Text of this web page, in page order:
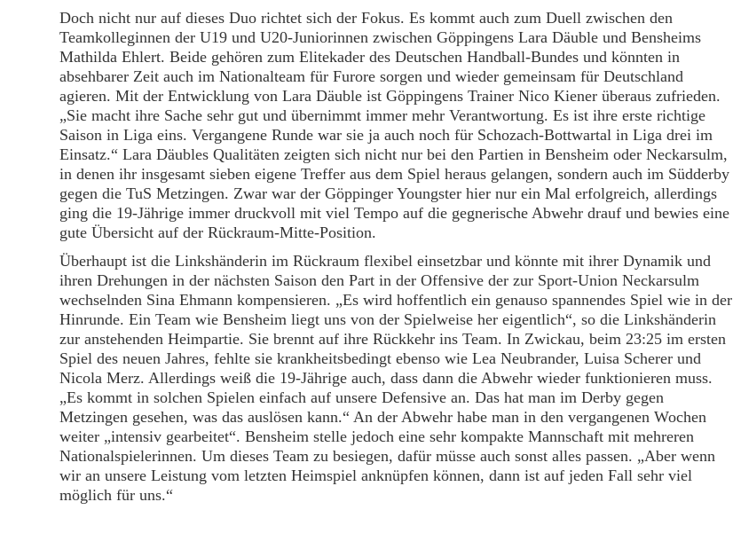
Doch nicht nur auf dieses Duo richtet sich der Fokus. Es kommt auch zum Duell zwischen den
Teamkolleginnen der U19 und U20-Juniorinnen zwischen Göppingens Lara Däuble und Bensheims
Mathilda Ehlert. Beide gehören zum Elitekader des Deutschen Handball-Bundes und könnten in
absehbarer Zeit auch im Nationalteam für Furore sorgen und wieder gemeinsam für Deutschland
agieren. Mit der Entwicklung von Lara Däuble ist Göppingens Trainer Nico Kiener überaus zufrieden.
„Sie macht ihre Sache sehr gut und übernimmt immer mehr Verantwortung. Es ist ihre erste richtige
Saison in Liga eins. Vergangene Runde war sie ja auch noch für Schozach-Bottwartal in Liga drei im
Einsatz.“ Lara Däubles Qualitäten zeigten sich nicht nur bei den Partien in Bensheim oder Neckarsulm,
in denen ihr insgesamt sieben eigene Treffer aus dem Spiel heraus gelangen, sondern auch im Südderby
gegen die TuS Metzingen. Zwar war der Göppinger Youngster hier nur ein Mal erfolgreich, allerdings
ging die 19-Jährige immer druckvoll mit viel Tempo auf die gegnerische Abwehr drauf und bewies eine
gute Übersicht auf der Rückraum-Mitte-Position.
Überhaupt ist die Linkshänderin im Rückraum flexibel einsetzbar und könnte mit ihrer Dynamik und
ihren Drehungen in der nächsten Saison den Part in der Offensive der zur Sport-Union Neckarsulm
wechselnden Sina Ehmann kompensieren. „Es wird hoffentlich ein genauso spannendes Spiel wie in der
Hinrunde. Ein Team wie Bensheim liegt uns von der Spielweise her eigentlich“, so die Linkshänderin
zur anstehenden Heimpartie. Sie brennt auf ihre Rückkehr ins Team. In Zwickau, beim 23:25 im ersten
Spiel des neuen Jahres, fehlte sie krankheitsbedingt ebenso wie Lea Neubrander, Luisa Scherer und
Nicola Merz. Allerdings weiß die 19-Jährige auch, dass dann die Abwehr wieder funktionieren muss.
„Es kommt in solchen Spielen einfach auf unsere Defensive an. Das hat man im Derby gegen
Metzingen gesehen, was das auslösen kann.“ An der Abwehr habe man in den vergangenen Wochen
weiter „intensiv gearbeitet“. Bensheim stelle jedoch eine sehr kompakte Mannschaft mit mehreren
Nationalspielerinnen. Um dieses Team zu besiegen, dafür müsse auch sonst alles passen. „Aber wenn
wir an unsere Leistung vom letzten Heimspiel anknüpfen können, dann ist auf jeden Fall sehr viel
möglich für uns.“